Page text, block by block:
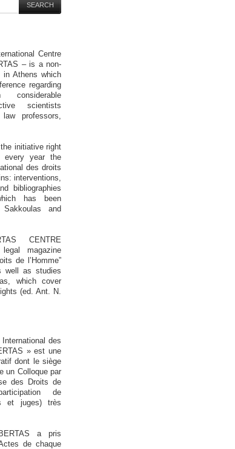
Centre
– is a non-
in Athens which
regarding
scientists
professors,
initiative right
every year the
des droits
interventions,
bibliographies
has been
and
CENTRE
magazine
de l’Homme”
well as studies
which cover
(ed. Ant. N.
des
» est une
dont le siège
un Colloque par
des Droits de
de
et juges) très
a pris
de chaque